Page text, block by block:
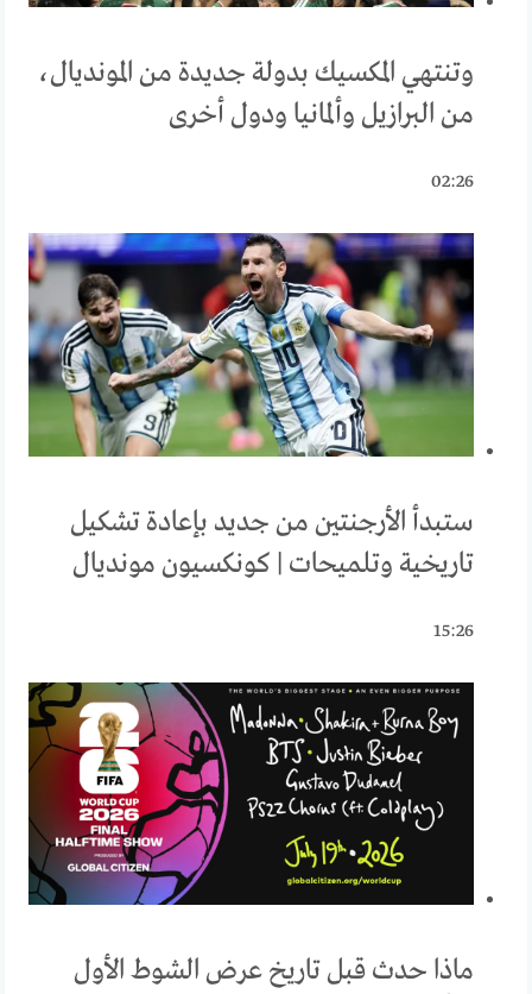
وتنتهي المكسيك بدولة جديدة من المونديال،
من البرازيل وألمانيا ودول أخرى
02:26
ستبدأ الأرجنتين من جديد بإعادة تشكيل
تاريخية وتلميحات | كونكسيون مونديال
15:26
ماذا حدث قبل تاريخ عرض الشوط الأول